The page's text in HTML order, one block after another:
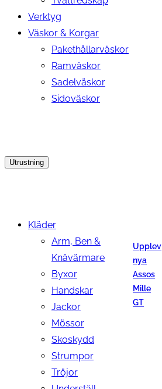
Verktyg
Väskor & Korgar
Pakethållarväskor
Ramväskor
Sadelväskor
Sidoväskor
Utrustning
Kläder
Arm, Ben &
Knävärmare
Byxor
Handskar
Jackor
Mössor
Skoskydd
Strumpor
Tröjor
Upplev
nya
Assos
Mille
GT